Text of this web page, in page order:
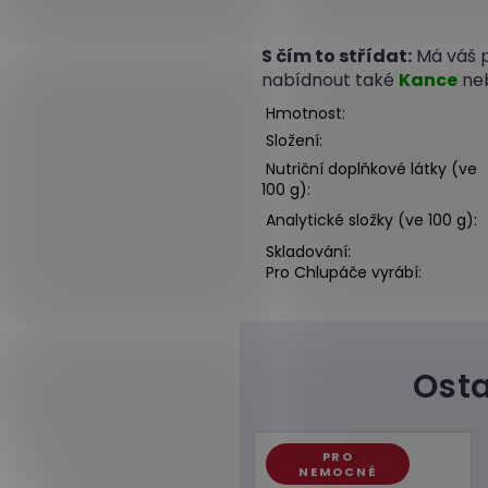
S čím to střídat: Má váš
nabídnout také Kance
Hmotnost:
Složení:
Nutriční doplňkové látky (ve
100 g):
Analytické složky (ve 100 g):
Skladování:
Pro Chlupáče vyrábí:
PRO
NEMOCNÉ